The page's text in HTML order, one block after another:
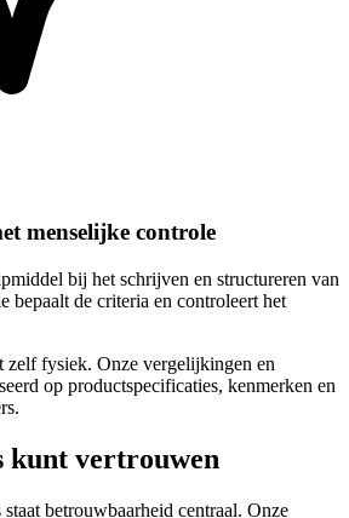
menselijke controle
bij het schrijven en structureren van
bepaalt de criteria en controleert het
zelf fysiek. Onze vergelijkingen en
op productspecificaties, kenmerken en
kunt vertrouwen
betrouwbaarheid centraal. Onze